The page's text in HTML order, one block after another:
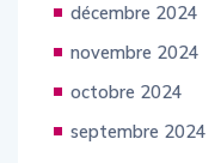
décembre 2024
novembre 2024
octobre 2024
septembre 2024